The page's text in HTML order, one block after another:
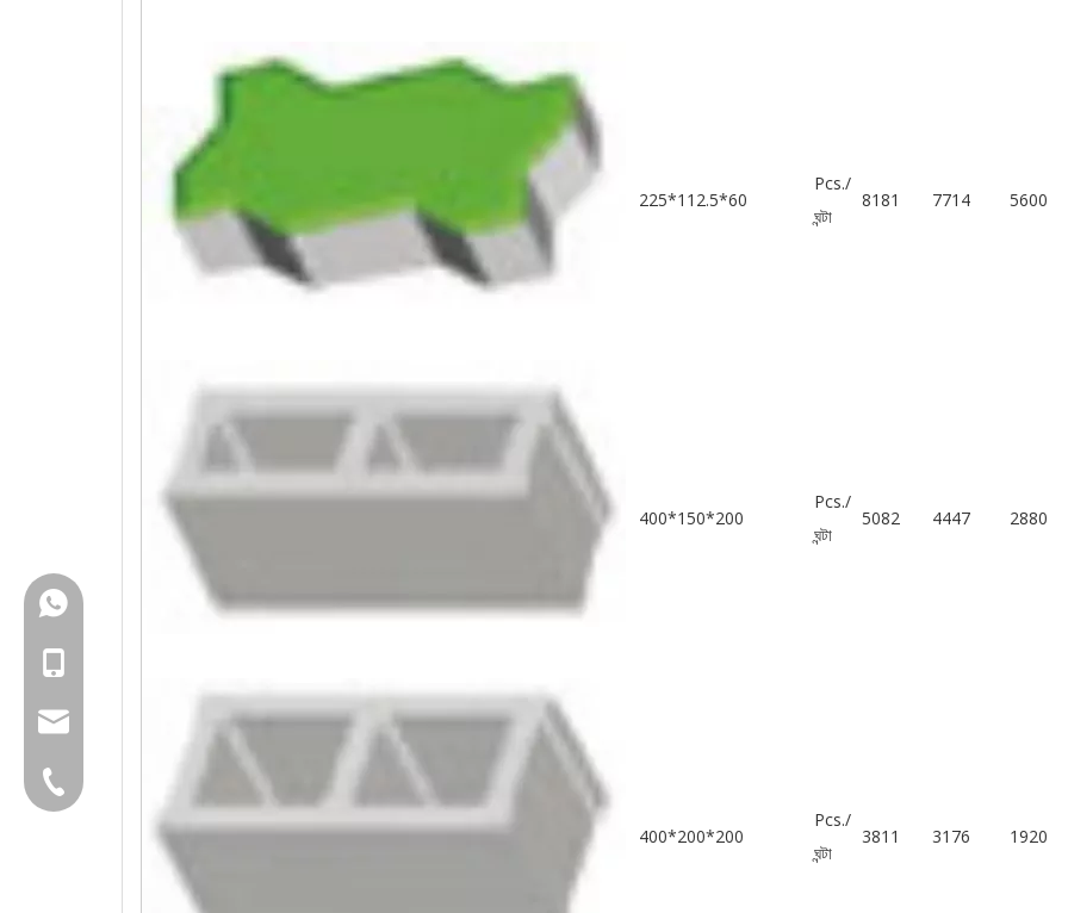
225*112.5*60
Pcs./
ঘন্টা
8181 7714 5600
400*150*200
Pcs./
ঘন্টা
5082 4447 2880
400*200*200
Pcs./
ঘন্টা
3811 3176 1920
+86-18150503129
group@qunfeng.com
+86-595 22356782